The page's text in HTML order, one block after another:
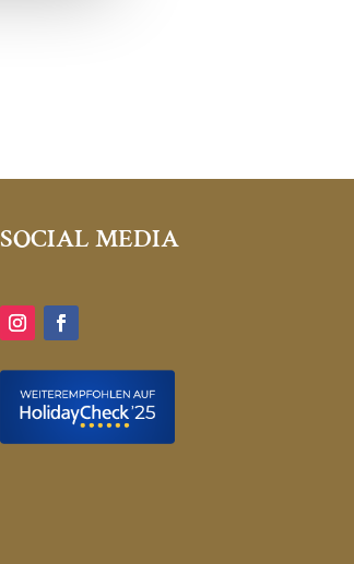
SOCIAL MEDIA